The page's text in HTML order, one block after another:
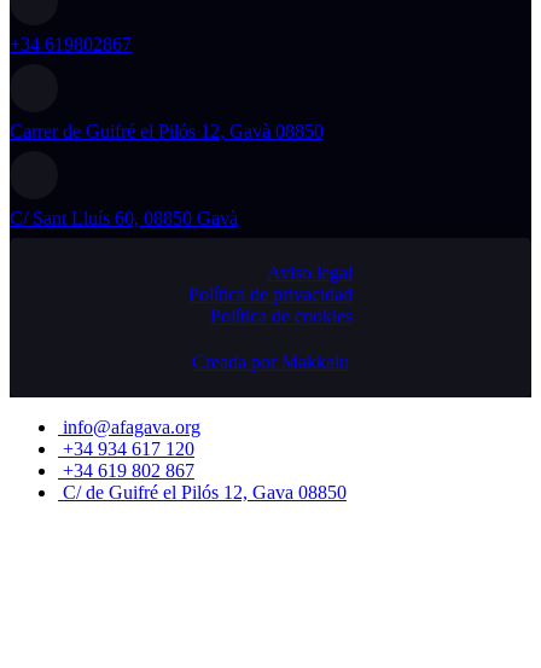
+34 619802867
Carrer de Guifré el Pilós 12, Gavà 08850
C/ Sant Lluís 60, 08850 Gavà
Creada por Makkalu
Aviso legal
Política de privacidad
Política de cookies
info@afagava.org
+34 934 617 120
+34 619 802 867
C/ de Guifré el Pilós 12, Gava 08850